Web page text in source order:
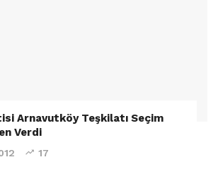
Arnavutköy Teşkilatı Seçim
Verdi
17